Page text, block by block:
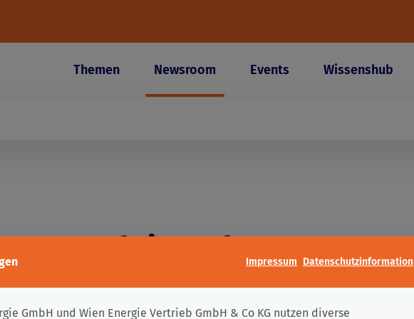
Themen Newsroom Events Wissenshub
EU-Aktionsplan gegen
– ein wichtiges
Impressum Datenschutzinformation
Ihre Auswahl zu den Cookies, die wir setzen dürfen.
GmbH und Wien Energie Vertrieb GmbH & Co KG nutzen diverse